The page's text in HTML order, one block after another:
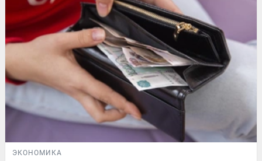
ЭКОНОМИКА